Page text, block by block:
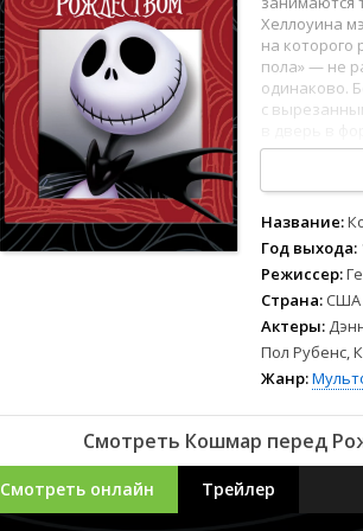
2022
2021
Хеллоуина
на которого
пола» — не
одинаково.
с
и веселье.
И Джек
смотреть
Название:
Год выхода:
Режиссер:
Страна: США
Актеры:
Пол Рубенс,
Жанр:
Смотреть Кошмар перед
Смотреть онлайн Трейлер